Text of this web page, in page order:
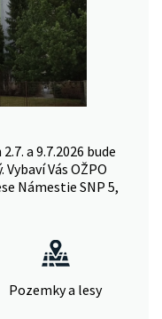
a 9.7.2026 bude
Vás OŽPO
Námestie SNP 5,
Pozemky a lesy